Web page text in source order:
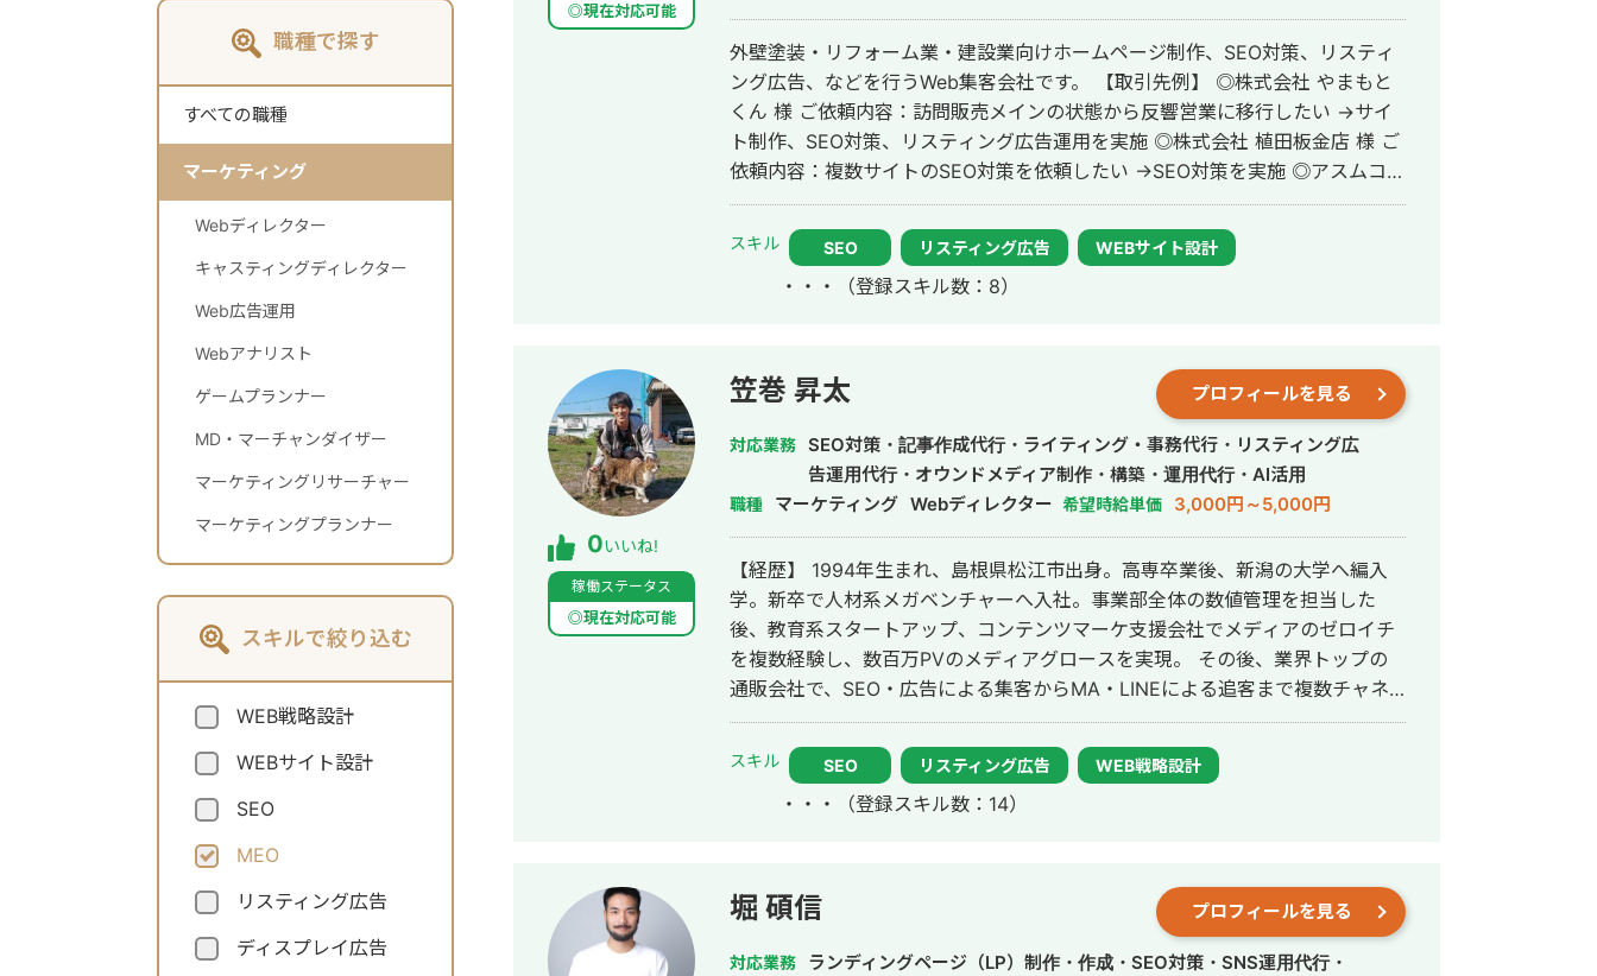
職種で探す
すべての職種
マーケティング
Webディレクター
キャスティングディレクター
Web広告運用
Webアナリスト
ゲームプランナー
MD・マーチャンダイザー
マーケティングリサーチャー
マーケティングプランナー
スキルで絞り込む
WEB戦略設計
WEBサイト設計
SEO
MEO
リスティング広告
ディスプレイ広告
◎現在対応可能
外壁塗装・リフォーム業・建設業向けホームページ制作、SEO対策、リスティ
ング広告、などを行うWeb集客会社です。 【取引先例】 ◎株式会社 やまもと
くん 様 ご依頼内容：訪問販売メインの状態から反響営業に移行したい →サイ
ト制作、SEO対策、リスティング広告運用を実施 ◎株式会社 植田板金店 様 ご
依頼内容：複数サイトのSEO対策を依頼したい →SEO対策を実施 ◎アスムコー
ポレーション（ユーペイント）様 ご依頼内容：Web集客を依頼したい →サイ
ト制作、SEO対策、リスティング広告運用を実施 ◎商工会・業界メディア支援
例 「東村山市商工会」様 「外壁塗装の窓口」様 ほか多数 ◎難関キーワードで
上位表示 ・「屋根」で1位 ・「ガルバリウム 鋼板」で1位 ・「塗り壁」で1位
後、札幌市で老舗の施工会社に就職。職人として活動する ・RIZAPの子会社に
転職し、10年勤務。事業部で最年少の支配人となり、新規出店などを経験 ・副
業だったマーケティング技術をもって独立 ・個人事業として3年で利益8倍を達
成。「トソーマ株式会社」を設立 ・法人化後も、3年連続で150％以上の業績
アップを実現 【略歴】 2018年〜2021年 ・外壁塗装会社の集客のプロとして個
業・建設業の集客支援 >SEO事業 >リスティング広告事業 >ホームペー
ジ・LP制作事業 LINE（無料相談をご希望の方） https://s.lmes.jp/landing-
qr/2000788262-7YNDe1MK?uLand=UGw3dP トソーマ株式会社公式サイト
https://tosoma.co.jp 無料で相談も受け付けています。 興味がある方は、LINE
でお気軽にご連絡くださいませ。
スキル SEO リスティング広告 WEBサイト設計
・・・ （登録スキル数：8）
0いいね!
稼働ステータス
◎現在対応可能
笠巻 昇太 プロフィールを見る
対応業務 SEO対策・記事作成代行・ライティング・事務代行・リスティング広
告運用代行・オウンドメディア制作・構築・運用代行・AI活用
職種 マーケティング Webディレクター 希望時給単価 3,000円～5,000円
【経歴】 1994年生まれ、島根県松江市出身。高専卒業後、新潟の大学へ編入
学。新卒で人材系メガベンチャーへ入社。事業部全体の数値管理を担当した
後、教育系スタートアップ、コンテンツマーケ支援会社でメディアのゼロイチ
を複数経験し、数百万PVのメディアグロースを実現。 その後、業界トップの
通販会社で、SEO・広告による集客からMA・LINEによる追客まで複数チャネ
ルを横断した利益（LTV-ROAS）改善を経験。 Web解析を軸に、集客→売上→
利益改善まで伴走します。
スキル SEO リスティング広告 WEB戦略設計
・・・ （登録スキル数：14）
堀 碩信 プロフィールを見る
対応業務
ランディングページ（LP）制作・作成・SEO対策・SNS運用代行・